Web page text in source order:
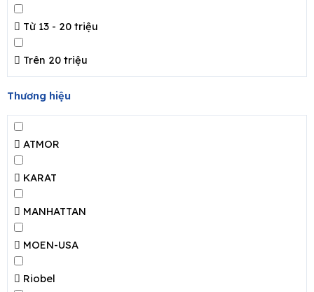
Từ 13 - 20 triệu
Trên 20 triệu
Thương hiệu
ATMOR
KARAT
MANHATTAN
MOEN-USA
Riobel